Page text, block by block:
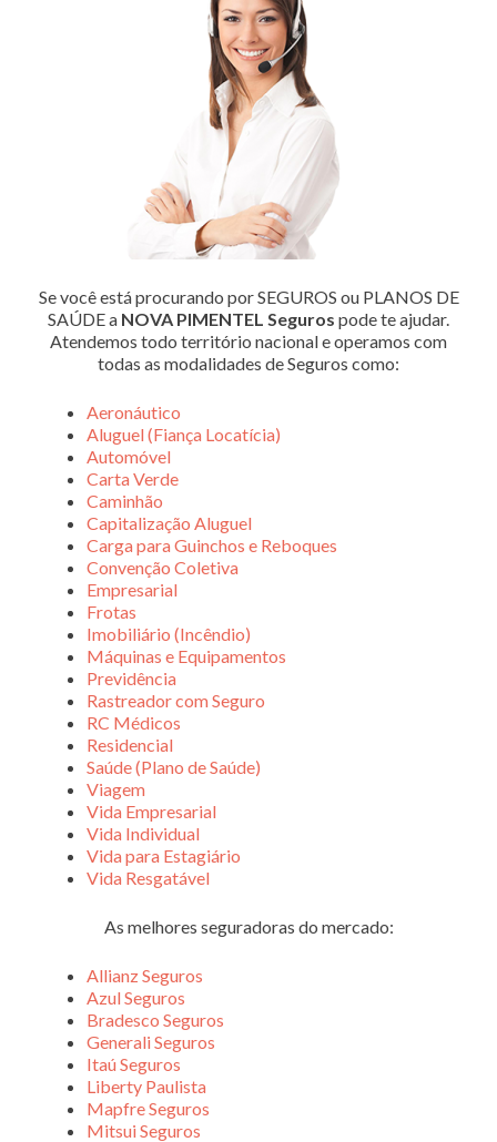
Se você está procurando por SEGUROS ou PLANOS DE
SAÚDE a NOVA PIMENTEL Seguros pode te ajudar.
Atendemos todo território nacional e operamos com
todas as modalidades de Seguros como:
Aeronáutico
Aluguel (Fiança Locatícia)
Automóvel
Carta Verde
Caminhão
Capitalização Aluguel
Carga para Guinchos e Reboques
Convenção Coletiva
Empresarial
Frotas
Imobiliário (Incêndio)
Máquinas e Equipamentos
Previdência
Rastreador com Seguro
RC Médicos
Residencial
Saúde (Plano de Saúde)
Viagem
Vida Empresarial
Vida Individual
Vida para Estagiário
Vida Resgatável
As melhores seguradoras do mercado:
Allianz Seguros
Azul Seguros
Bradesco Seguros
Generali Seguros
Itaú Seguros
Liberty Paulista
Mapfre Seguros
Mitsui Seguros